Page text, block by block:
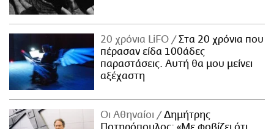
20 χρόνια LiFO
Στα 20 χρόνια που
πέρασαν είδα 100άδες
παραστάσεις. Αυτή θα μου μείνει
αξέχαστη
Οι Αθηναίοι
Δημήτρης